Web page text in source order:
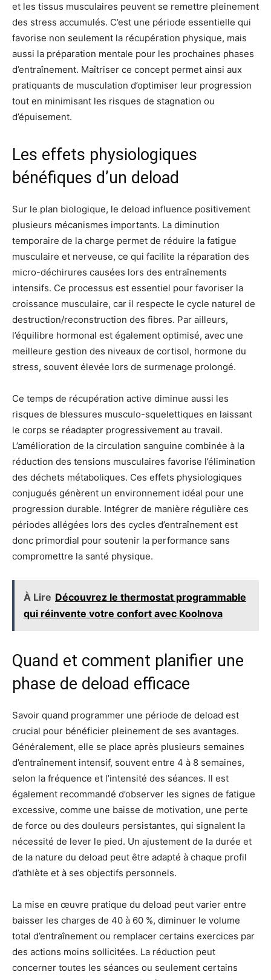
et les tissus musculaires peuvent se remettre pleinement
des stress accumulés. C’est une période essentielle qui
favorise non seulement la récupération physique, mais
aussi la préparation mentale pour les prochaines phases
d’entraînement. Maîtriser ce concept permet ainsi aux
pratiquants de musculation d’optimiser leur progression
tout en minimisant les risques de stagnation ou
d’épuisement.
Les effets physiologiques
bénéfiques d’un deload
Sur le plan biologique, le deload influence positivement
plusieurs mécanismes importants. La diminution
temporaire de la charge permet de réduire la fatigue
musculaire et nerveuse, ce qui facilite la réparation des
micro-déchirures causées lors des entraînements
intensifs. Ce processus est essentiel pour favoriser la
croissance musculaire, car il respecte le cycle naturel de
destruction/reconstruction des fibres. Par ailleurs,
l’équilibre hormonal est également optimisé, avec une
meilleure gestion des niveaux de cortisol, hormone du
stress, souvent élevée lors de surmenage prolongé.
Ce temps de récupération active diminue aussi les
risques de blessures musculo-squelettiques en laissant
le corps se réadapter progressivement au travail.
L’amélioration de la circulation sanguine combinée à la
réduction des tensions musculaires favorise l’élimination
des déchets métaboliques. Ces effets physiologiques
conjugués génèrent un environnement idéal pour une
progression durable. Intégrer de manière régulière ces
périodes allégées lors des cycles d’entraînement est
donc primordial pour soutenir la performance sans
compromettre la santé physique.
À Lire Découvrez le thermostat programmable
qui réinvente votre confort avec Koolnova
Quand et comment planifier une
phase de deload efficace
Savoir quand programmer une période de deload est
crucial pour bénéficier pleinement de ses avantages.
Généralement, elle se place après plusieurs semaines
d’entraînement intensif, souvent entre 4 à 8 semaines,
selon la fréquence et l’intensité des séances. Il est
également recommandé d’observer les signes de fatigue
excessive, comme une baisse de motivation, une perte
de force ou des douleurs persistantes, qui signalent la
nécessité de lever le pied. Un ajustement de la durée et
de la nature du deload peut être adapté à chaque profil
d’athlète et à ses objectifs personnels.
La mise en œuvre pratique du deload peut varier entre
baisser les charges de 40 à 60 %, diminuer le volume
total d’entraînement ou remplacer certains exercices par
des actions moins sollicitées. La réduction peut
concerner toutes les séances ou seulement certains